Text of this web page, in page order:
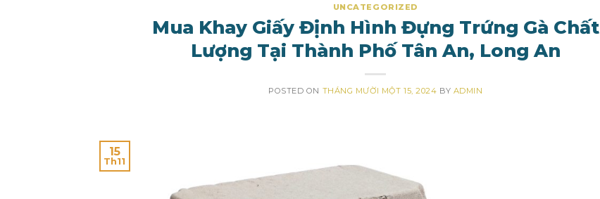
UNCATEGORIZED
Mua Khay Giấy Định Hình Đựng Trứng Gà Chất
Lượng Tại Thành Phố Tân An, Long An
POSTED ON THÁNG MƯỜI MỘT 15, 2024 BY ADMIN
15
Th11